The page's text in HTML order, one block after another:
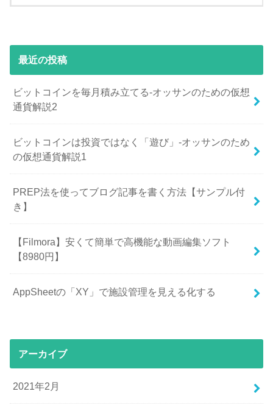
最近の投稿
ビットコインを毎月積み立てる-オッサンのための仮想
通貨解説2
ビットコインは投資ではなく「遊び」-オッサンのため
の仮想通貨解説1
PREP法を使ってブログ記事を書く方法【サンプル付
き】
【Filmora】安くて簡単で高機能な動画編集ソフト
【8980円】
AppSheetの「XY」で施設管理を見える化する
アーカイブ
2021年2月